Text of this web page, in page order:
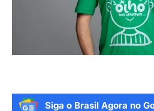
Siga o Brasil Agora no